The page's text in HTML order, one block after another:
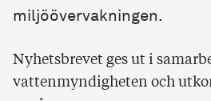
miljöövervakningen.
Nyhetsbrevet ges ut i
vattenmyndigheten och